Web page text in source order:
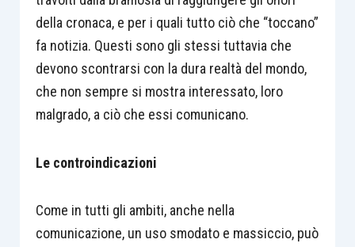
della cronaca, e per i quali tutto ciò che “toccano”
fa notizia. Questi sono gli stessi tuttavia che
devono scontrarsi con la dura realtà del mondo,
che non sempre si mostra interessato, loro
malgrado, a ciò che essi comunicano.
Le controindicazioni
Come in tutti gli ambiti, anche nella
comunicazione, un uso smodato e massiccio, può